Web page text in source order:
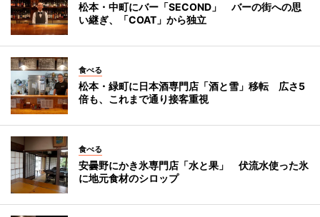
松本・中町にバー「SECOND」 バーの街への思
い継ぎ、「COAT」から独立
食べる
松本・緑町に日本酒専門店「酒と雪」移転 広さ5
倍も、これまで通り接客重視
食べる
安曇野にかき氷専門店「水と果」 伏流水使った氷
に地元食材のシロップ